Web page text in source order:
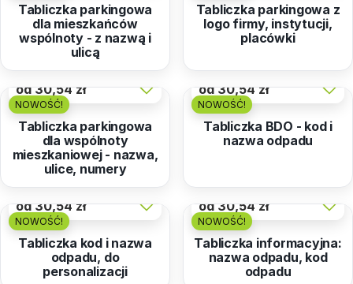
Tabliczka parkingowa
dla mieszkańców
wspólnoty - z nazwą i
ulicą
Tabliczka parkingowa z
logo firmy, instytucji,
placówki
NOWOŚĆ!
od30,54 zł
Tabliczka parkingowa
dla wspólnoty
mieszkaniowej - nazwa,
ulice, numery
NOWOŚĆ!
od30,54 zł
Tabliczka BDO - kod i
nazwa odpadu
NOWOŚĆ!
od30,54 zł
Tabliczka kod i nazwa
odpadu, do
personalizacji
NOWOŚĆ!
od30,54 zł
Tabliczka informacyjna:
nazwa odpadu, kod
odpadu